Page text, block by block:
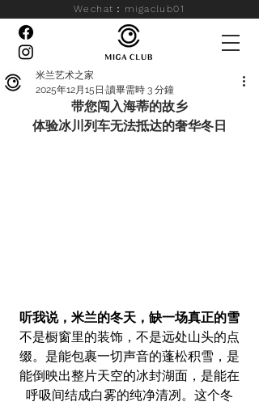
Wechat：migaclub01
米兰艺术之家
2025年12月15日 讀畢需時 3 分鐘
带您闯入海蒂的故乡
体验冰川列车无法抵达的奢华冬日
听我说，米兰的冬天，缺一场真正的雪
不是橱窗里的装饰，不是远处山头的点
缀。是能包裹一切声音的蓬松积雪，是
能倒映出整片天空的冰封湖面，是能在
呼吸间结成白雾的纯净清冽。这个冬